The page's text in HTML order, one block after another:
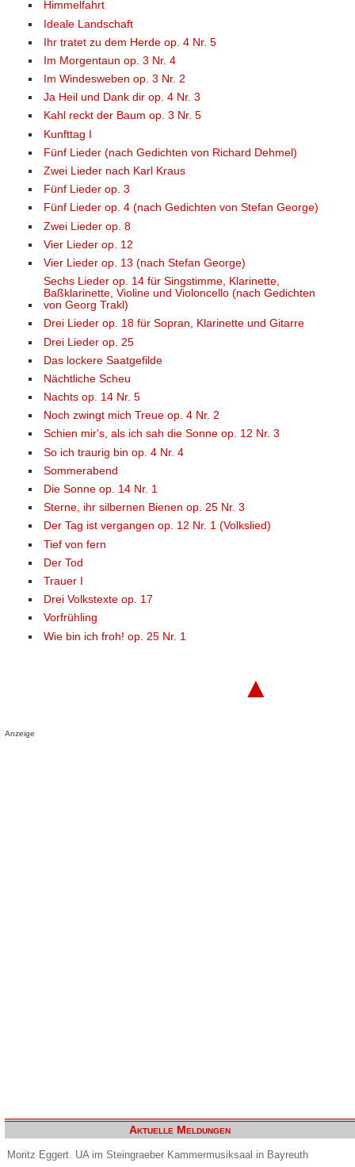
Himmelfahrt
Ideale Landschaft
Ihr tratet zu dem Herde op. 4 Nr. 5
Im Morgentaun op. 3 Nr. 4
Im Windesweben op. 3 Nr. 2
Ja Heil und Dank dir op. 4 Nr. 3
Kahl reckt der Baum op. 3 Nr. 5
Kunfttag I
Fünf Lieder (nach Gedichten von Richard Dehmel)
Zwei Lieder nach Karl Kraus
Fünf Lieder op. 3
Fünf Lieder op. 4 (nach Gedichten von Stefan George)
Zwei Lieder op. 8
Vier Lieder op. 12
Vier Lieder op. 13 (nach Stefan George)
Sechs Lieder op. 14 für Singstimme, Klarinette,
Baßklarinette, Violine und Violoncello (nach Gedichten
von Georg Trakl)
Drei Lieder op. 18 für Sopran, Klarinette und Gitarre
Drei Lieder op. 25
Das lockere Saatgefilde
Nächtliche Scheu
Nachts op. 14 Nr. 5
Noch zwingt mich Treue op. 4 Nr. 2
Schien mir's, als ich sah die Sonne op. 12 Nr. 3
So ich traurig bin op. 4 Nr. 4
Sommerabend
Die Sonne op. 14 Nr. 1
Sterne, ihr silbernen Bienen op. 25 Nr. 3
Der Tag ist vergangen op. 12 Nr. 1 (Volkslied)
Tief von fern
Der Tod
Trauer I
Drei Volkstexte op. 17
Vorfrühling
Wie bin ich froh! op. 25 Nr. 1
▲
Anzeige
Aktuelle Meldungen
Moritz Eggert. UA im Steingraeber Kammermusiksaal in Bayreuth